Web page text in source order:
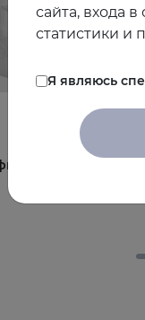
22.06.2026
и
сайта, входа
статистики и
Я являюсь